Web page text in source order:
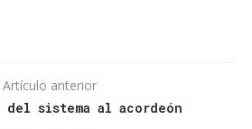
Artículo anterior
del sistema al acordeón